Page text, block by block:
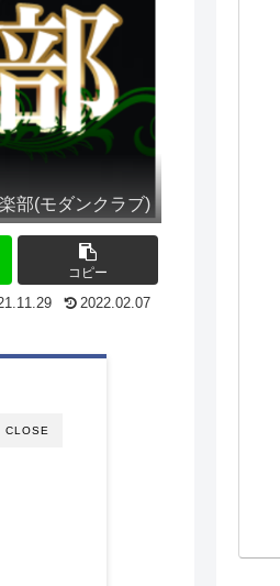
部(モダンクラブ)
コピー
2022.02.07
CLOSE